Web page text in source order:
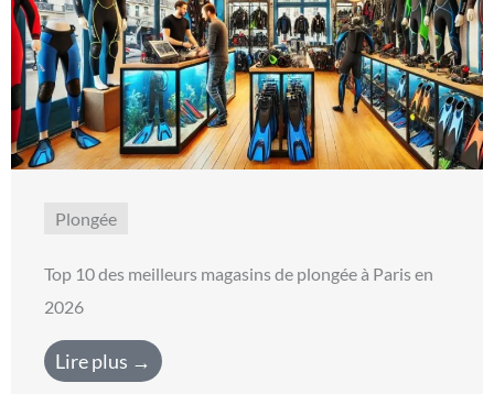
Plongée
Top 10 des meilleurs magasins de plongée à Paris en
2026
Lire plus →